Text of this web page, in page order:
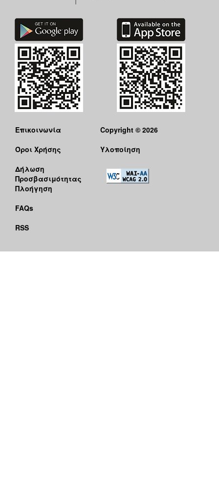
Επικοινωνία
Όροι Χρήσης
Δήλωση
Προσβασιμότητας
Πλοήγηση
FAQs
RSS
Copyright © 2026
Υλοποίηση